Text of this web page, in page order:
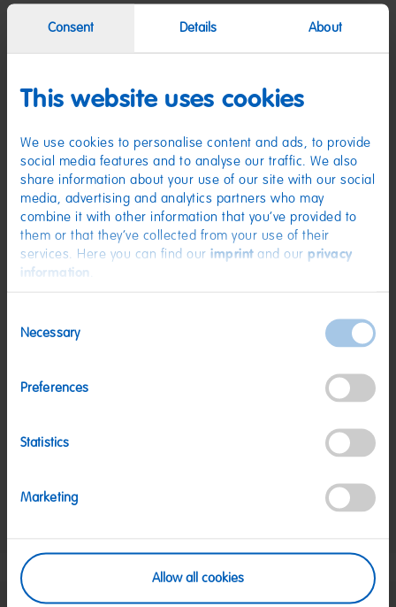
Consent Details About
This website uses cookies
We use cookies to personalise content and ads, to provide
social media features and to analyse our traffic. We also
share information about your use of our site with our social
media, advertising and analytics partners who may
combine it with other information that you’ve provided to
them or that they’ve collected from your use of their
services. Here you can find our imprintand our privacy
information
Selection
Necessary
Preferences
Statistics
Marketing
Allow all cookies
anstoßen!
Zutaten
(D) Fruchtgummi | Zutaten: Glukosesirup; Zucker; Gelatine; Dextrose;
Säuerungsmittel: Citronensäure; Frucht- und Pflanzenkonzentrate:
Karotte, Apfel, Paprika, Hibiskus, Tomate; Sonnenblumenöl; Aroma;
Überzugsmittel: Bienenwachs weiß und gelb. Kann Spuren von MILCH,
WEIZEN enthalten.
Nährwerte
Nährwerte
Fett: